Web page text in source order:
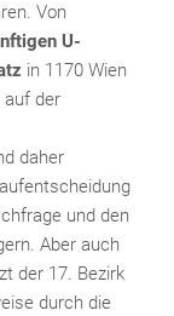
Von
U-
in 1170 Wien
auf der
daher
und den
Aber auch
der 17. Bezirk
durch die